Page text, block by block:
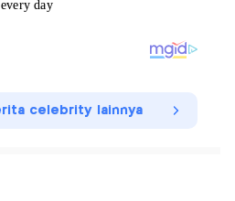
celebrity lainnya